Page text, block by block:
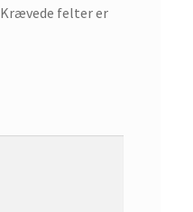
Krævede felter er